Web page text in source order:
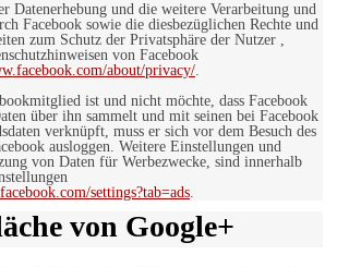
Datenerhebung und die weitere Verarbeitung und
Facebook sowie die diesbezüglichen Rechte und
zum Schutz der Privatsphäre der Nutzer ,
von Facebook
about/privacy/.
ist und nicht möchte, dass Facebook
über ihn sammelt und mit seinen bei Facebook
verknüpft, muss er sich vor dem Besuch des
ausloggen. Weitere Einstellungen und
von Daten für Werbezwecke, sind innerhalb
settings?tab=ads.
von Google+